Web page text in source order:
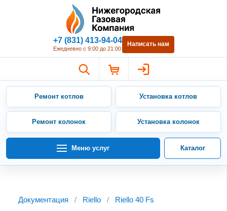
Нижегородская Газовая
+7 (831) 413-94-04
Ежедневно с 9:00 до 21:00
Написать нам
Ремонт котлов Установка котлов
Ремонт колонок Установка колонок
Меню услуг Каталог
Документация / Riello / Riello 40 Fs